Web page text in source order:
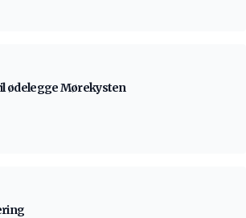
ødelegge Mørekysten